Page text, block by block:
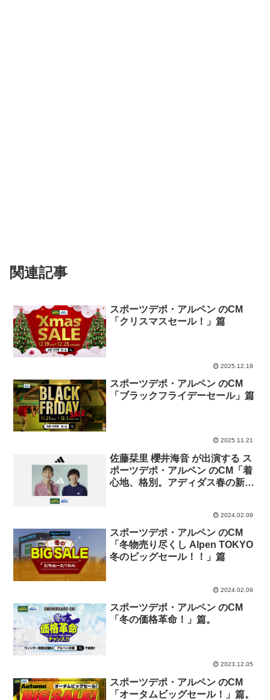
関連記事
スポーツデポ・アルペン のCM
「クリスマスセール！」篇
2025.12.19
スポーツデポ・アルペン のCM
「ブラックフライデーセール」篇
2025.11.21
佐藤栞里 櫻井海音 が出演する ス
ポーツデポ・アルペン のCM「着
心地、格別。アディダス春の新作
2024.02.09
スポーツデポ・アルペン のCM
「冬物売り尽くし Alpen TOKYO
冬のビッグセール！！」篇
2024.02.09
スポーツデポ・アルペン のCM
「冬の価格革命！」篇。
2023.12.05
スポーツデポ・アルペン のCM
「オータムビッグセール！」篇。